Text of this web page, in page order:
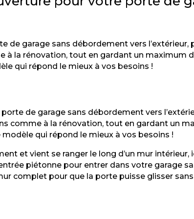
de garage sans débordement vers
la rénovation, tout en gardant un maximum
qui répond le mieux à vos besoins !
de garage sans débordement vers
comme à la rénovation, tout en gardant un
qui répond le mieux à vos besoins !
et vient se ranger le long d’un mur
piétonne pour entrer dans votre garage
complet pour que la porte puisse glisser